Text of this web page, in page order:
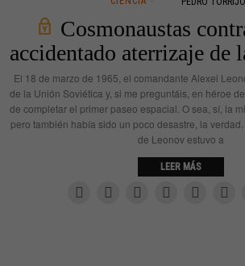
Cosmonaustas
accidentado aterrizaje de
El 18 de marzo de 1965, el comandante Alexei
de la Unión Soviética y, si me preguntáis, en héroe
de completar el primer paseo espacial. O sea, sí, la
pero también había sido un poco desastre, la
de Leonov estuvo a
LEER MÁS